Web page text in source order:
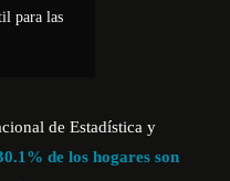
para las
de Estadística y
de los hogares son